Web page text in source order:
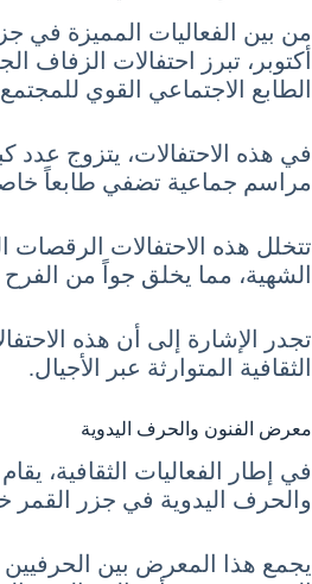
من بين الفعاليات المميزة في
أكتوبر، تبرز احتفالات الزفاف
الطابع الاجتماعي القوي
في هذه الاحتفالات، يتزوج عدد
مراسم جماعية تضفي طابعاً
تتخلل هذه الاحتفالات الرقصات
الشهية، مما يخلق جواً من الفرح
تجدر الإشارة إلى أن هذه
الثقافية المتوارثة عبر الأجيال.
معرض الفنون والحرف اليدوية
في إطار الفعاليات الثقافية،
والحرف اليدوية في جزر القمر
يجمع هذا المعرض بين الحرفيين